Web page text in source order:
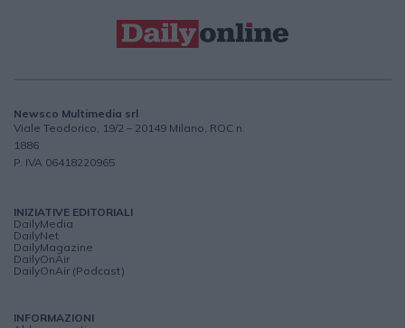
Newsco Multimedia srl
Viale Teodorico, 19/2 – 20149 Milano, ROC n.
1886
P. IVA 06418220965
INIZIATIVE EDITORIALI
DailyMedia
DailyNet
DailyMagazine
DailyOnAir
DailyOnAir (Podcast)
INFORMAZIONI